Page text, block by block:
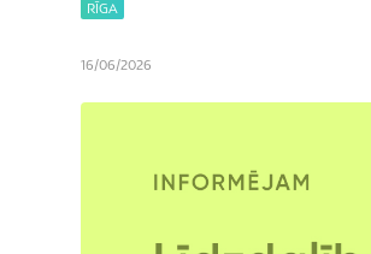
RĪGA
16/06/2026